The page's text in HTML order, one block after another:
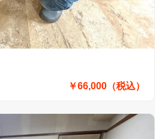
￥66,000（税込）